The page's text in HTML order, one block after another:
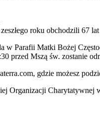
roku obchodzili 67
w Parafii Matki Bożej
przed Mszą św. zostanie
gdzie możesz
Organizacji Charytatywnej